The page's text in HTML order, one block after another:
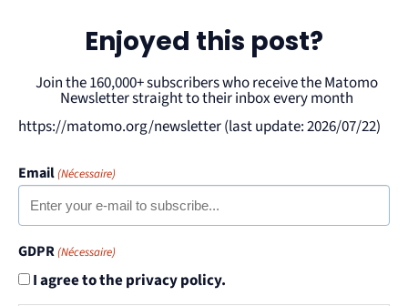
Enjoyed this post?
Join the 160,000+ subscribers who receive the Matomo
Newsletter straight to their inbox every month
https://matomo.org/newsletter (last update: 2026/07/22)
Email(Nécessaire)
GDPR(Nécessaire)
I agree to the privacy policy.